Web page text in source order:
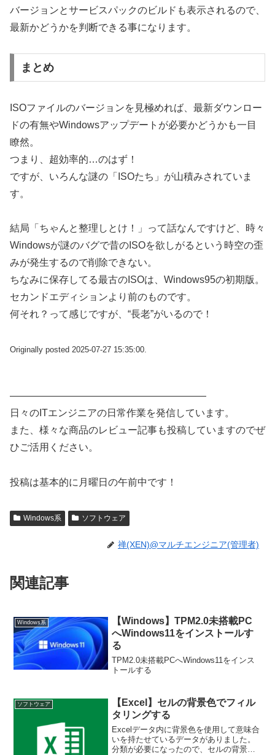
バージョンとサービスパックのビルドも表示されるので、
最新かどうかを判断できる事になります。
まとめ
ISOファイルのバージョンを見極めれば、最新ダウンロー
ドの有無やWindowsアップデートが必要かどうかも一目
瞭然。
つまり、超効率的…のはず！
ですが、いろんな謎の「ISOたち」が山積みされていま
す。
結局「ちゃんと整理しとけ！」って話なんですけど、時々
Windowsが謎のバグで昔のISOを欲しがるという時空の歪
みが発生するので削除できない。
ちなみに保存してる最古のISOは、Windows95の初期版。
セカンドエディションより前のものです。
何それ？って感じですが、“長老”がいるので！
Originally posted 2025-07-27 15:35:00.
————————————————————
日々のITエンジニアの日常作業を発信しています。
また、様々な商品のレビュー記事も投稿していますのでぜ
ひご活用ください。
投稿は基本的に月曜日の午前中です！
Windows系 ソフトウェア
禅(XEN)@マルチエンジニア(管理者)
関連記事
Windows系
【Windows】TPM2.0未搭載PC
へWindows11をインストールす
る
TPM2.0未搭載PCへWindows11をインス
トールする
ソフトウェア
【Excel】セルの背景色でフィル
タリングする
Excelデータ内に背景色を使用して意味合
いを持たせているデータがありました。
分類が必要になったので、セルの背景色